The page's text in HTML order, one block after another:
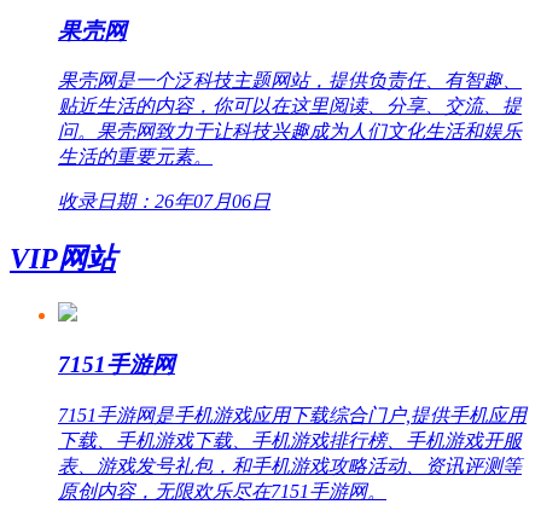
果壳网
果壳网是一个泛科技主题网站，提供负责任、有智趣、
贴近生活的内容，你可以在这里阅读、分享、交流、提
问。果壳网致力于让科技兴趣成为人们文化生活和娱乐
生活的重要元素。
收录日期：26年07月06日
VIP网站
7151手游网
7151手游网是手机游戏应用下载综合门户,提供手机应用
下载、手机游戏下载、手机游戏排行榜、手机游戏开服
表、游戏发号礼包，和手机游戏攻略活动、资讯评测等
原创内容，无限欢乐尽在7151手游网。